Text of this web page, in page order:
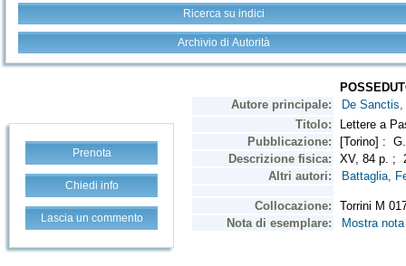
Ricerca su indici
Archivio di Autorità
Prenota
Chiedi info
Lascia un commento